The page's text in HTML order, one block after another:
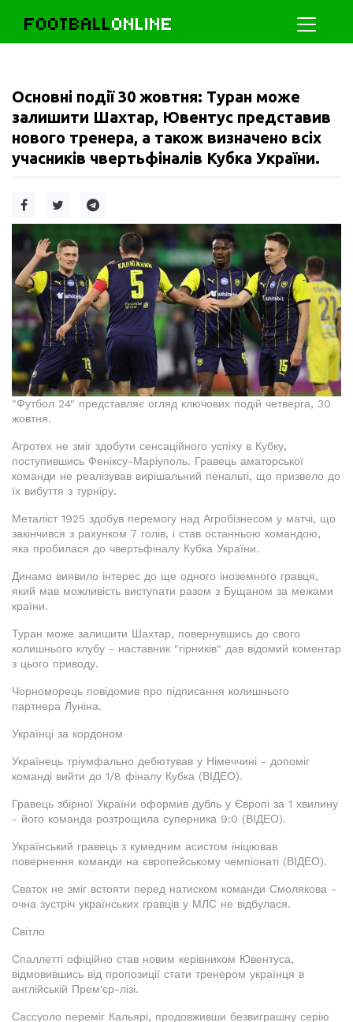
FOOTBALLONLINE
Основні події 30 жовтня: Туран може
залишити Шахтар, Ювентус представив
нового тренера, а також визначено всіх
учасників чвертьфіналів Кубка України.
"Футбол 24" представляє огляд ключових подій четверга, 30
жовтня.
Агротех не зміг здобути сенсаційного успіху в Кубку,
поступившись Феніксу-Маріуполь. Гравець аматорської
команди не реалізував вирішальний пенальті, що призвело до
їх вибуття з турніру.
Металіст 1925 здобув перемогу над Агробізнесом у матчі, що
закінчився з рахунком 7 голів, і став останньою командою,
яка пробилася до чвертьфіналу Кубка України.
Динамо виявило інтерес до ще одного іноземного гравця,
який мав можливість виступати разом з Бущаном за межами
країни.
Туран може залишити Шахтар, повернувшись до свого
колишнього клубу - наставник "гірників" дав відомий коментар
з цього приводу.
Чорноморець повідомив про підписання колишнього
партнера Луніна.
Українці за кордоном
Українець тріумфально дебютував у Німеччині - допоміг
команді вийти до 1/8 фіналу Кубка (ВІДЕО).
Гравець збірної України оформив дубль у Європі за 1 хвилину
- його команда розтрощила суперника 9:0 (ВІДЕО).
Український гравець з кумедним асистом ініціював
повернення команди на європейському чемпіонаті (ВІДЕО).
Сваток не зміг встояти перед натиском команди Смолякова -
очна зустріч українських гравців у МЛС не відбулася.
Світло
Спаллетті офіційно став новим керівником Ювентуса,
відмовившись від пропозиції стати тренером українця в
англійській Прем'єр-лізі.
Сассуоло переміг Кальярі, продовживши безвиграшну серію